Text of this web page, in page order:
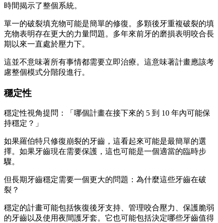
時間揭示了整個系統。
單一的破裂填充物可能是簡單的修復。多顆後牙重複破裂的填
充物表明存在更大的力量問題。多年來前牙的磨損表明咬合長
期以來一直處於壓力下。
這並不意味著所有事情都需要立即治療。這意味著計畫應該考
慮整個模式分階段進行。
穩定性
穩定性視角提問：「哪個計畫在接下來的 5 到 10 年內可能保
持穩定？」
如果羅伯特只修復崩裂的牙齒，這看起來可能是最簡單的選
擇。如果牙齒現在需要保護，這也可能是一個適當的臨時步
驟。
但長期牙齒穩定需要一個更大的問題：為什麼這些牙齒在破
裂？
穩定的計畫可能包括恢復後牙支持、管理咬合壓力、保護脆弱
的牙齒以及使用夜間護牙套。它也可能包括決定哪些牙齒值得